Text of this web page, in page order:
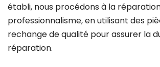
établi, nous procédons à la
professionnalisme, en utilisant des
rechange de qualité pour assurer la
réparation.